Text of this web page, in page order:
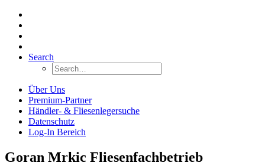
Search
Über Uns
Premium-Partner
Händler- & Fliesenlegersuche
Datenschutz
Log-In Bereich
Goran Mrkic Fliesenfachbetrieb